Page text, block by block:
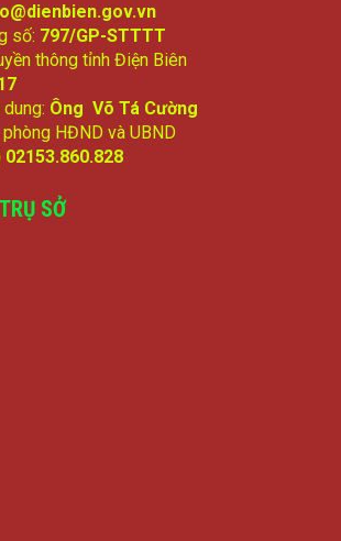
số: 797/GP-STTTT
thông tỉnh Điện Biên
Ông Võ Tá Cường
HĐND và UBND
02153.860.828
SỞ